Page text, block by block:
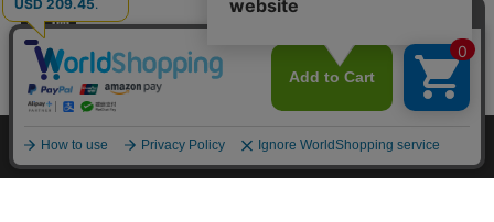
個人情報の取り扱いについて 特定商取引法に関する表示